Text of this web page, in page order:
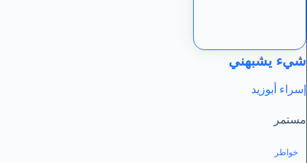
شيء يشبهني
إسراء أبوزيد
مستمر
خواطر